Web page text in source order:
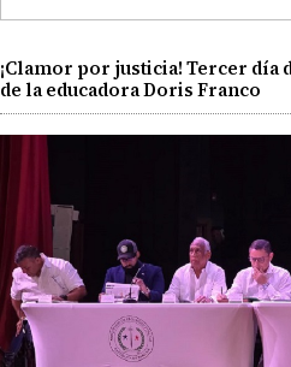
¡Clamor por justicia! Tercer
de la educadora Doris Franco